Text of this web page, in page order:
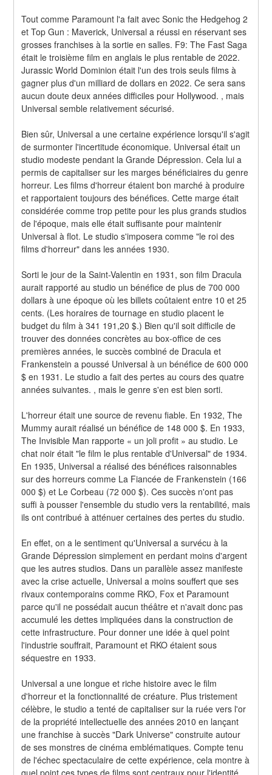
Tout comme Paramount l'a fait avec Sonic the Hedgehog 2
et Top Gun : Maverick, Universal a réussi en réservant ses
grosses franchises à la sortie en salles. F9: The Fast Saga
était le troisième film en anglais le plus rentable de 2022.
Jurassic World Dominion était l'un des trois seuls films à
gagner plus d'un milliard de dollars en 2022. Ce sera sans
aucun doute deux années difficiles pour Hollywood. , mais
Universal semble relativement sécurisé.
Bien sûr, Universal a une certaine expérience lorsqu'il s'agit
de surmonter l'incertitude économique. Universal était un
studio modeste pendant la Grande Dépression. Cela lui a
permis de capitaliser sur les marges bénéficiaires du genre
horreur. Les films d'horreur étaient bon marché à produire
et rapportaient toujours des bénéfices. Cette marge était
considérée comme trop petite pour les plus grands studios
de l'époque, mais elle était suffisante pour maintenir
Universal à flot. Le studio s'imposera comme "le roi des
films d'horreur" dans les années 1930.
Sorti le jour de la Saint-Valentin en 1931, son film Dracula
aurait rapporté au studio un bénéfice de plus de 700 000
dollars à une époque où les billets coûtaient entre 10 et 25
cents. (Les horaires de tournage en studio placent le
budget du film à 341 191,20 $.) Bien qu'il soit difficile de
trouver des données concrètes au box-office de ces
premières années, le succès combiné de Dracula et
Frankenstein a poussé Universal à un bénéfice de 600 000
$ en 1931. Le studio a fait des pertes au cours des quatre
années suivantes. , mais le genre s'en est bien sorti.
L'horreur était une source de revenu fiable. En 1932, The
Mummy aurait réalisé un bénéfice de 148 000 $. En 1933,
The Invisible Man rapporte « un joli profit » au studio. Le
chat noir était "le film le plus rentable d'Universal" de 1934.
En 1935, Universal a réalisé des bénéfices raisonnables
sur des horreurs comme La Fiancée de Frankenstein (166
000 $) et Le Corbeau (72 000 $). Ces succès n'ont pas
suffi à pousser l'ensemble du studio vers la rentabilité, mais
ils ont contribué à atténuer certaines des pertes du studio.
En effet, on a le sentiment qu'Universal a survécu à la
Grande Dépression simplement en perdant moins d'argent
que les autres studios. Dans un parallèle assez manifeste
avec la crise actuelle, Universal a moins souffert que ses
rivaux contemporains comme RKO, Fox et Paramount
parce qu'il ne possédait aucun théâtre et n'avait donc pas
accumulé les dettes impliquées dans la construction de
cette infrastructure. Pour donner une idée à quel point
l'industrie souffrait, Paramount et RKO étaient sous
séquestre en 1933.
Universal a une longue et riche histoire avec le film
d'horreur et la fonctionnalité de créature. Plus tristement
célèbre, le studio a tenté de capitaliser sur la ruée vers l'or
de la propriété intellectuelle des années 2010 en lançant
une franchise à succès "Dark Universe" construite autour
de ses monstres de cinéma emblématiques. Compte tenu
de l'échec spectaculaire de cette expérience, cela montre à
quel point ces types de films sont centraux pour l'identité